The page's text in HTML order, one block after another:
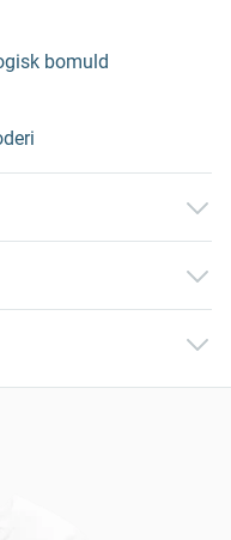
bomuld